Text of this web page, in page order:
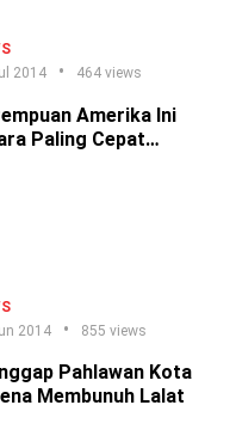
2014
464 views
Amerika Ini
Paling Cepat
2014
855 views
Pahlawan Kota
Membunuh Lalat